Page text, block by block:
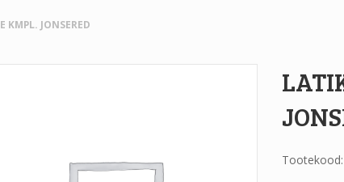
KMPL. JONSERED
Tootekood: